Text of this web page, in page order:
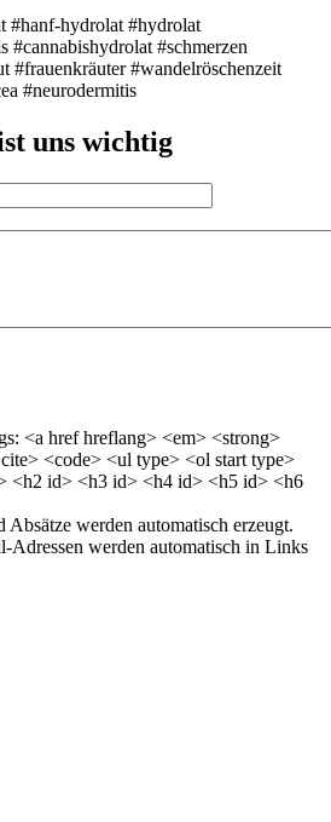
#hanf-hydrolat #hydrolat
#cannabishydrolat #schmerzen
#frauenkräuter #wandelröschenzeit
#neurodermitis
uns wichtig
<a href hreflang> <em> <strong>
<code> <ul type> <ol start type>
<h2 id> <h3 id> <h4 id> <h5 id> <h6
Absätze werden automatisch erzeugt.
Adressen werden automatisch in Links